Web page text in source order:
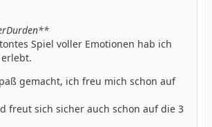
Spiel voller Emotionen hab ich
gemacht, ich freu mich schon auf
freut sich sicher auch schon auf die 3